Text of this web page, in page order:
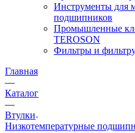
Инструменты для
подшипников
Промышленные
TEROSON
Фильтры и
Главная
—
Каталог
—
Втулки
Низкотемпературные